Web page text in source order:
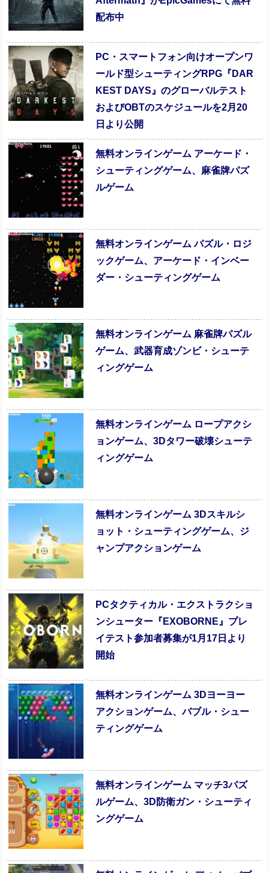
配布中
PC・スマートフォン向けオープンワ
ールド型シューティングRPG『DAR
KEST DAYS』のグローバルテスト
およびOBTのスケジュールを2月20
日より公開
無料オンラインゲーム アーケード・
シューティングゲーム、麻雀牌パズ
ルゲーム
無料オンラインゲーム パズル・ロジ
ックゲーム、アーケード・インベー
ダー・シューティングゲーム
無料オンラインゲーム 麻雀牌パズル
ゲーム、武器育成ゾンビ・シューテ
ィングゲーム
無料オンラインゲーム ロープアクシ
ョンゲーム、3Dタワー破壊シューテ
ィングゲーム
無料オンラインゲーム 3Dスキルシ
ョット・シューティングゲーム、ジ
ャンプアクションゲーム
PCタクティカル・エクストラクショ
ンシューター『EXOBORNE』プレ
イテスト参加者募集が1月17日より
開始
無料オンラインゲーム 3Dヨーヨー
アクションゲーム、バブル・シュー
ティングゲーム
無料オンラインゲーム マッチ3パズ
ルゲーム、3D防衛ガン・シューティ
ングゲーム